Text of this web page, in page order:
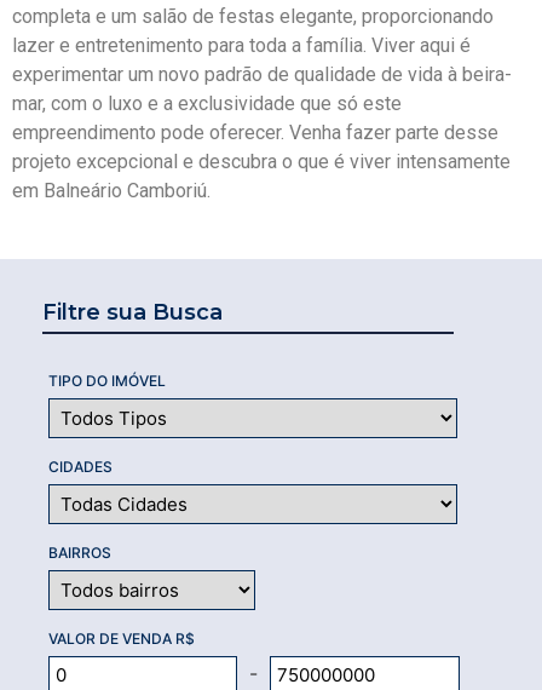
Filtre sua Busca
TIPO DO IMÓVEL
CIDADES
BAIRROS
VALOR DE VENDA R$
-
completa e um salão de festas elegante, proporcionando
lazer e entretenimento para toda a família. Viver aqui é
experimentar um novo padrão de qualidade de vida à beira-
mar, com o luxo e a exclusividade que só este
empreendimento pode oferecer. Venha fazer parte desse
projeto excepcional e descubra o que é viver intensamente
em Balneário Camboriú.